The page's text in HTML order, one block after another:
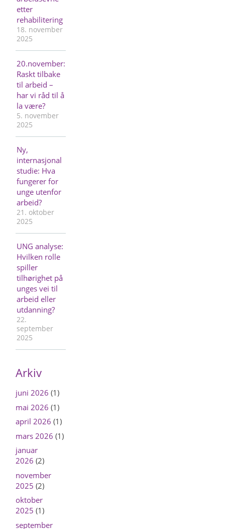
etter
rehabilitering
18. november
2025
20.november:
Raskt tilbake
til arbeid –
har vi råd til å
la være?
5. november
2025
Ny,
internasjonal
studie: Hva
fungerer for
unge utenfor
arbeid?
21. oktober
2025
UNG analyse:
Hvilken rolle
spiller
tilhørighet på
unges vei til
arbeid eller
utdanning?
22.
september
2025
Arkiv
juni 2026 (1)
mai 2026 (1)
april 2026 (1)
mars 2026 (1)
januar
2026 (2)
november
2025 (2)
oktober
2025 (1)
september